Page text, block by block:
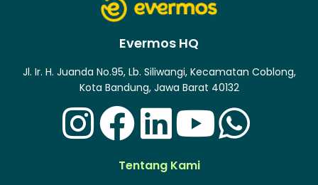
Evermos HQ
Jl. Ir. H. Juanda No.95, Lb. Siliwangi, Kecamatan Coblong,
Kota Bandung, Jawa Barat 40132
Tentang Kami